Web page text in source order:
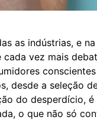
as indústrias, e
vez mais
desde a seleção
do desperdício,
o que não só